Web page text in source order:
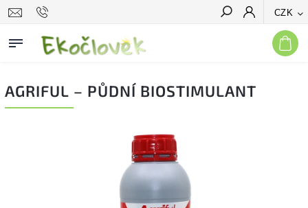
CZK
Hledat
AGRIFUL – PŮDNÍ BIOSTIMULANT